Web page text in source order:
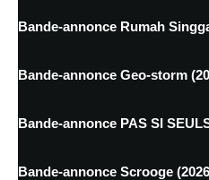
Bande-annonce Rumah
Bande-annonce Geo-storm
Bande-annonce PAS SI
Bande-annonce Scrooge